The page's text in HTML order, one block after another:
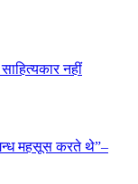
नहीं
महसूस करते थे”–